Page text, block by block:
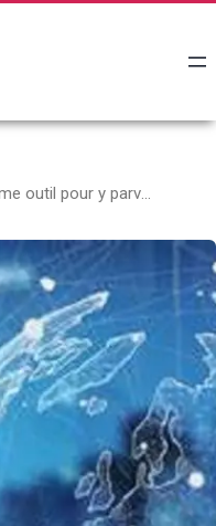
La réduction: la géolocalisation comme outil pour y parvenir.